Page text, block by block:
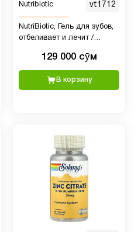
Nutribiotic vt1712
NutriBiotic, Гель для зубов,
отбеливает и лечит /
129 000 сӯм
В корзину